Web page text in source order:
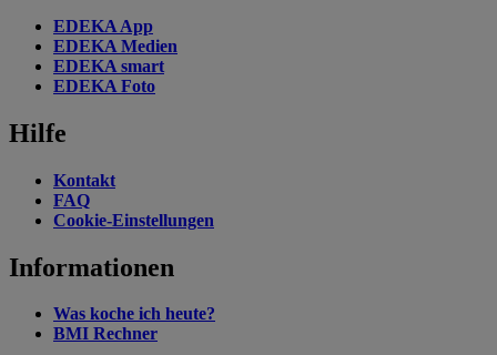
EDEKA App
EDEKA Medien
EDEKA smart
EDEKA Foto
Hilfe
Kontakt
FAQ
Cookie-Einstellungen
Informationen
Was koche ich heute?
BMI Rechner